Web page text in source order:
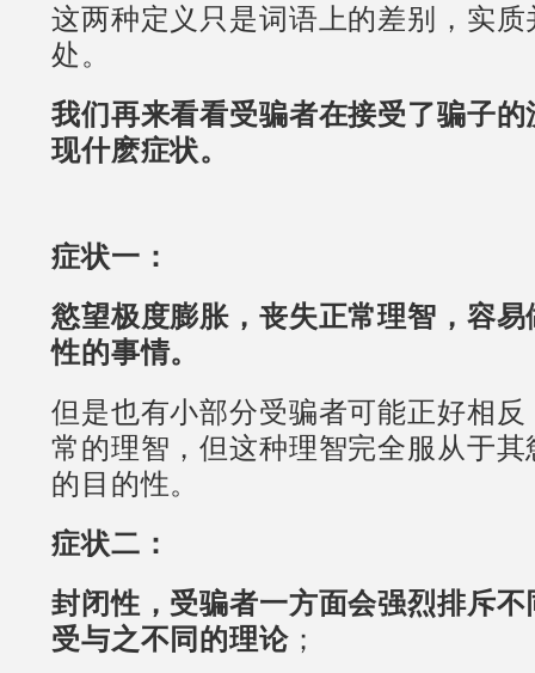
这两种定义只是词语上的差别，实
处。
我们再来看看受骗者在接受了骗子
现什麽症状。
症状一：
慾望极度膨胀，丧失正常理智，容
性的事情。
但是也有小部分受骗者可能正好相
常的理智，但这种理智完全服从于
的目的性。
症状二：
封闭性，受骗者一方面会强烈排斥
受与之不同的理论；